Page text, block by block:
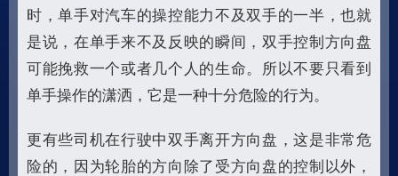
时，单手对汽车的操控能力不及双手的一半，也就
是说，在单手来不及反映的瞬间，双手控制方向盘
可能挽救一个或者几个人的生命。所以不要只看到
单手操作的潇洒，它是一种十分危险的行为。
更有些司机在行驶中双手离开方向盘，这是非常危
险的，因为轮胎的方向除了受方向盘的控制以外，